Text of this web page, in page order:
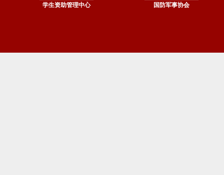
学生资助管理中心 国防军事协会